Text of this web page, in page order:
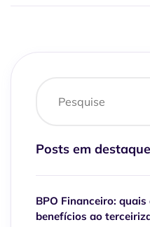
Posts em destaque
BPO Financeiro:
benefícios ao